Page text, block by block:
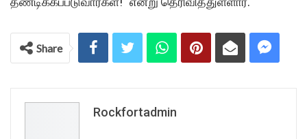
Share
Rockfortadmin